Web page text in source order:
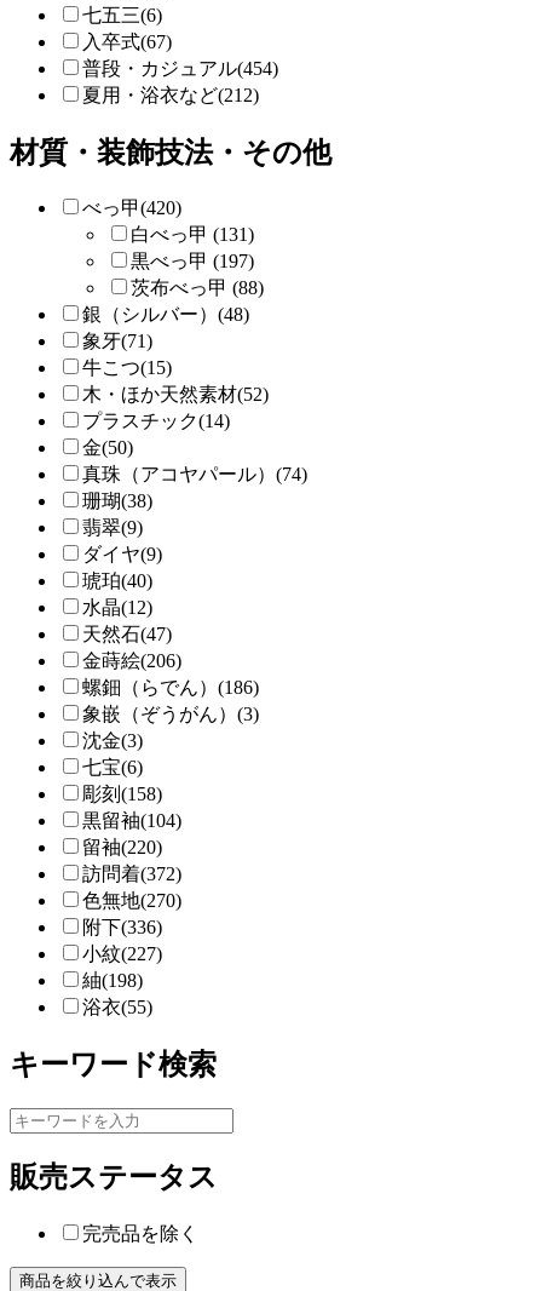
七五三(6)
入卒式(67)
普段・カジュアル(454)
夏用・浴衣など(212)
材質・装飾技法・その他
べっ甲(420)
白べっ甲 (131)
黒べっ甲 (197)
茨布べっ甲 (88)
銀（シルバー）(48)
象牙(71)
牛こつ(15)
木・ほか天然素材(52)
プラスチック(14)
金(50)
真珠（アコヤパール）(74)
珊瑚(38)
翡翠(9)
ダイヤ(9)
琥珀(40)
水晶(12)
天然石(47)
金蒔絵(206)
螺鈿（らでん）(186)
象嵌（ぞうがん）(3)
沈金(3)
七宝(6)
彫刻(158)
黒留袖(104)
留袖(220)
訪問着(372)
色無地(270)
附下(336)
小紋(227)
紬(198)
浴衣(55)
キーワード検索
販売ステータス
完売品を除く